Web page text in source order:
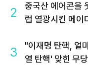
2
중국산 에어콘을
럽 열광시킨 메이
3
"이재명 탄핵, 얼
열 탄핵' 맞힌 무